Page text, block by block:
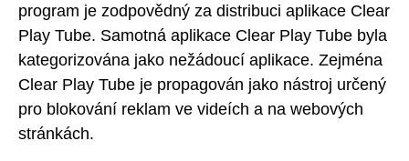
program je zodpovědný za distribuci aplikace Clear
Play Tube. Samotná aplikace Clear Play Tube byla
kategorizována jako nežádoucí aplikace. Zejména
Clear Play Tube je propagován jako nástroj určený
pro blokování reklam ve videích a na webových
stránkách.